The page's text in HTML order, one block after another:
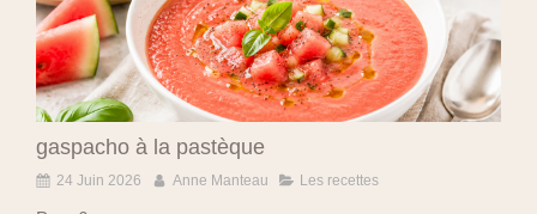
gaspacho à la pastèque
24 Juin 2026 Anne Manteau Les recettes